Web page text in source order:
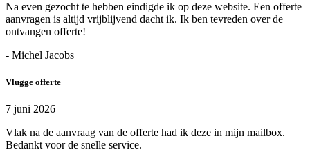
Na even gezocht te hebben eindigde ik op deze website. Een offerte
aanvragen is altijd vrijblijvend dacht ik. Ik ben tevreden over de
ontvangen offerte!
- Michel Jacobs
Vlugge offerte
7 juni 2026
Vlak na de aanvraag van de offerte had ik deze in mijn mailbox.
Bedankt voor de snelle service.